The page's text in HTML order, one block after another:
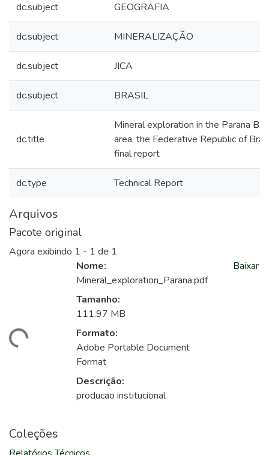
dc.subject GEOGRAFIA
dc.subject MINERALIZAÇÃO
dc.subject JICA
dc.subject BRASIL
dc.title
Mineral exploration in the Parana
area, the Federative Republic of
final report
dc.type Technical Report
Arquivos
Pacote original
Agora exibindo 1 - 1 de 1
Nome:
Mineral_exploration_Parana.pdf
Tamanho:
111.97 MB
Formato:
Adobe Portable Document
Format
Descrição:
producao institucional
Baixar
Coleções